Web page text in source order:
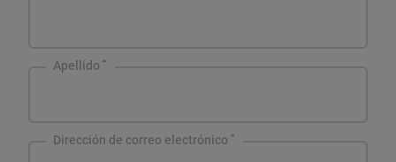
Apellido
Dirección de correo electrónico